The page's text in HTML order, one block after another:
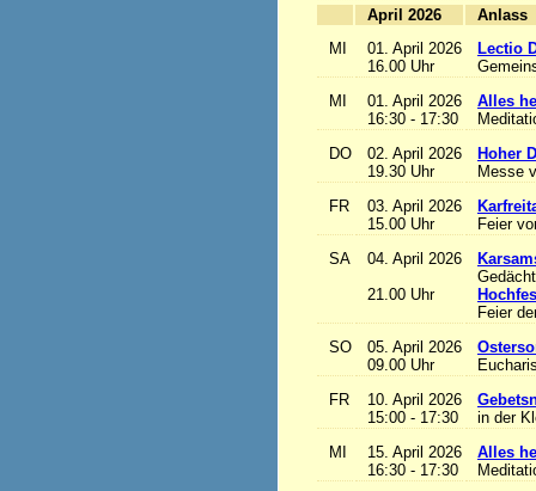
April 2026
MI
01. April 2026
16.00 Uhr
Lectio
MI
01. April 2026
16:30 - 17:30
Alles
DO
02. April 2026
19.30 Uhr
Hoher
Messe
FR
03. April 2026
15.00 Uhr
Feier
SA
04. April 2026
21.00 Uhr
Feier
SO
05. April 2026
09.00 Uhr
FR
10. April 2026
15:00 - 17:30
in der
MI
15. April 2026
16:30 - 17:30
Alles